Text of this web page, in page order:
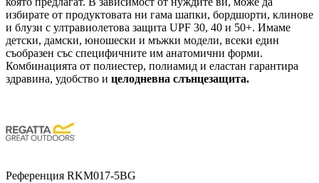
избирате от продуктовата ни гама шапки, бордшорти, клинове
и блузи с ултравиолетова защита UPF 30, 40 и 50+. Имаме
детски, дамски, юношески и мъжки модели, всеки един
съобразен със специфичните им анатомични форми.
Комбинацията от полиестер, полиамид и еластан гарантира
здравина, удобство и целодневна слънцезащита.
Референция RKM017-5BG